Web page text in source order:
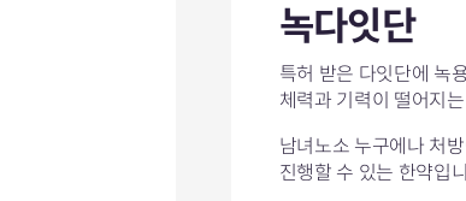
녹다잇단
특허 받은 다잇단에 녹
체력과 기력이 떨어지
남녀노소 누구에나 처
진행할 수 있는 한약입